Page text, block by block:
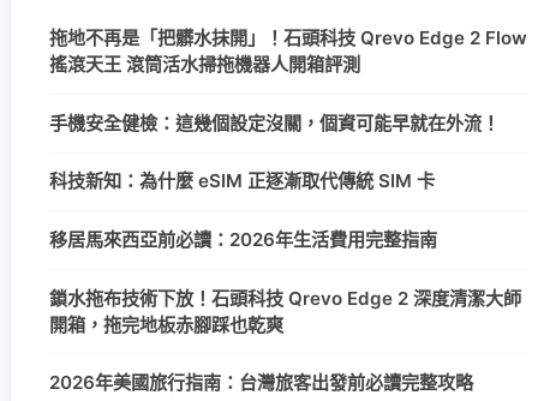
拖地不再是「把髒水抹開」！石頭科技 Qrevo Edge 2 Flow
搖滾天王 滾筒活水掃拖機器人開箱評測
手機安全健檢：這幾個設定沒關，個資可能早就在外流！
科技新知：為什麼 eSIM 正逐漸取代傳統 SIM 卡
移居馬來西亞前必讀：2026年生活費用完整指南
鎖水拖布技術下放！石頭科技 Qrevo Edge 2 深度清潔大師
開箱，拖完地板赤腳踩也乾爽
2026年美國旅行指南：台灣旅客出發前必讀完整攻略